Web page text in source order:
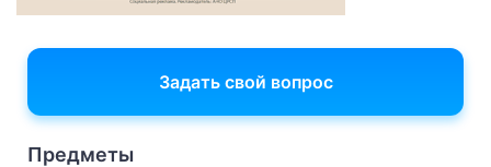
Задать свой вопрос
Предметы